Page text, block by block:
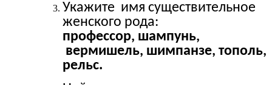
Укажите имя существительное
женского рода:
профессор, шампунь,
вермишель, шимпанзе, тополь,
рельс.